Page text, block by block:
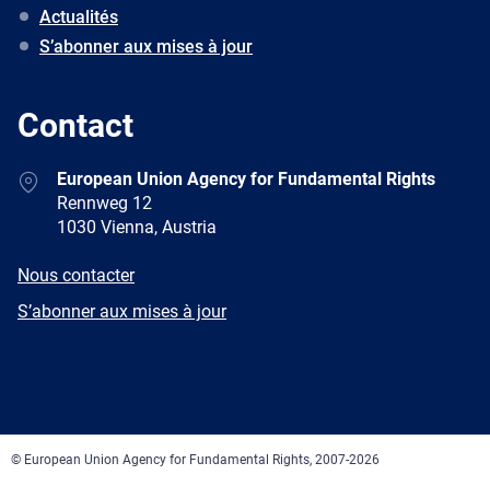
Actualités
S’abonner aux mises à jour
Contact
AddressEuropean Union Agency for Fundamental Rights
Rennweg 12
1030 Vienna, Austria
E-
Nous contacter
Newsletter
S’abonner aux mises à jour
© European Union Agency for Fundamental Rights, 2007-2026